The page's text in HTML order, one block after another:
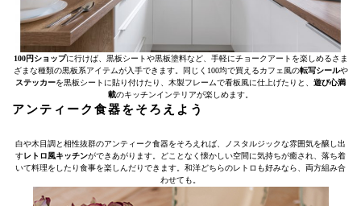
100円ショップに行けば、黒板シートや黒板塗料など、手軽にチョークアートを楽しめるさま
ざまな種類の黒板系アイテムが入手できます。同じく100均で買えるカフェ風の転写シールや
ステッカーを黒板シートに貼り付けたり、木製フレームで看板風に仕上げたりと、 遊び心満
載のキッチンインテリアが楽しめます。
アンティーク食器をそろえよう
白や木目調と相性抜群のアンティーク食器をそろえれば、ノスタルジックな雰囲気を醸し出
すレトロ風キッチンができあがります。どことなく懐かしい空間に気持ちが癒され、落ち着
いて料理をしたり食事を楽しんだりできます。和洋どちらのレトロも好みなら、両方組み合
わせても。